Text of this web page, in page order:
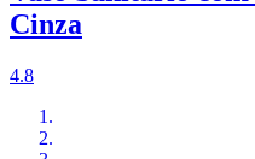
Cinza
4.8